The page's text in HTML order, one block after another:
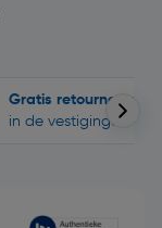
Gratis retourneren
in de vestigingen